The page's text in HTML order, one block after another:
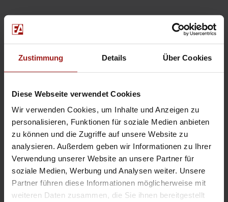
Zustimmung Details Über Cookies
Diese Webseite verwendet Cookies
Wir verwenden Cookies, um Inhalte und Anzeigen zu
personalisieren, Funktionen für soziale Medien anbieten
zu können und die Zugriffe auf unsere Website zu
analysieren. Außerdem geben wir Informationen zu Ihrer
Verwendung unserer Website an unsere Partner für
soziale Medien, Werbung und Analysen weiter. Unsere
Partner führen diese Informationen möglicherweise mit
weiteren Daten zusammen, die Sie ihnen bereitgestellt
Kontakt
Probefahrt
Service-Termin
EA Standorte
Ebbinghaus am Flughafen – Dortmund Sölde
Ebbinghaus am Tierpark – Dortmund Kirchhörde
Ebbinghaus Autozentrum – Dortmund Dorstfeld
Ebbinghaus Ford Store – Bochum
Ebbinghaus in Hamm